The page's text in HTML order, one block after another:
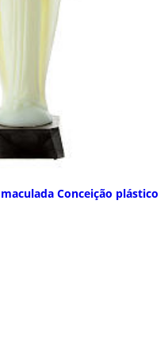
Conceição plástico